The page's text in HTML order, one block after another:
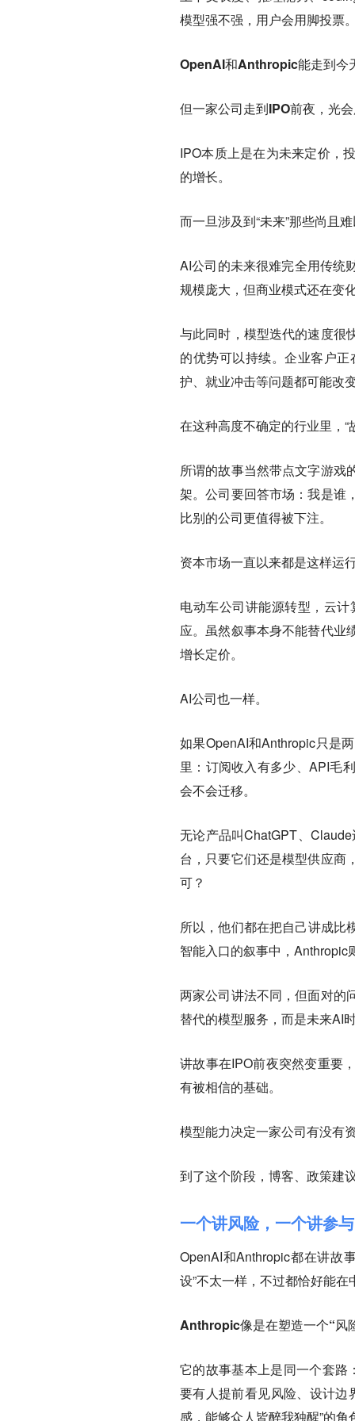
模型强不强，用户会用脚投票
OpenAI和Anthropic能走到今
但一家公司走到IPO前夜，光
IPO本质上是在为未来定价，
的增长。
而一旦涉及到“未来”那些尚且
AI公司的未来很难完全用传统
规模庞大，但商业模式还在变
与此同时，模型迭代的速度很
的优势可以持续。企业客户
护、就业冲击等问题都可能改
在这种高度不确定的行业里，“
所谓的故事当然带点文字游戏
架。公司要回答市场：我是谁
比别的公司更值得被下注。
资本市场一直以来都是这样运
电动车公司讲能源转型，云
应。虽然叙事本身不能替代业
增长定价。
AI公司也一样。
如果OpenAI和Anthropic只是
里：订阅收入有多少、API毛
会不会迁移。
无论产品叫ChatGPT、
台，只要它们还是模型供应商
可？
所以，他们都在把自己讲成比
智能入口的叙事中，
两家公司讲法不同，但面对的
替代的模型服务，而是未来AI
讲故事在IPO前夜突然变重要
有被相信的基础。
模型能力决定一家公司有没有
到了这个阶段，博客、政策建
一个讲风险，一个讲参与
OpenAI和Anthropic都在讲故
设”不太一样，不过都恰好能
Anthropic像是在塑造一个“风
它的故事基本上是同一个套路
要有人提前看见风险、设计边
感，能够众人皆醉我独醒”的角